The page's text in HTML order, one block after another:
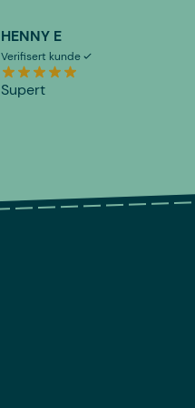
HENNY E
Verifisert kunde
Supert